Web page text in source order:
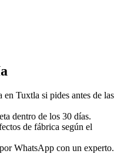
Tuxtla si pides antes de las
dentro de los 30 días.
de fábrica según el
WhatsApp con un experto.